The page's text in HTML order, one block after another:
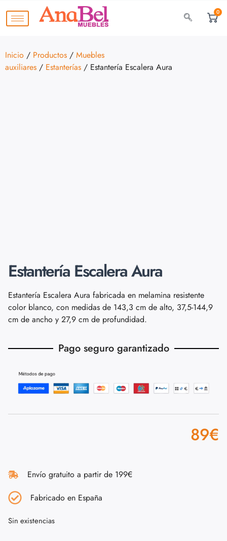
0
Inicio / Productos / Muebles
auxiliares / Estanterías / Estantería Escalera Aura
Estantería Escalera Aura
Estantería Escalera Aura fabricada en melamina resistente
color blanco, con medidas de 143,3 cm de alto, 37,5-144,9
cm de ancho y 27,9 cm de profundidad.
Pago seguro garantizado
89€
Envío gratuito a partir de 199€
Fabricado en España
Sin existencias